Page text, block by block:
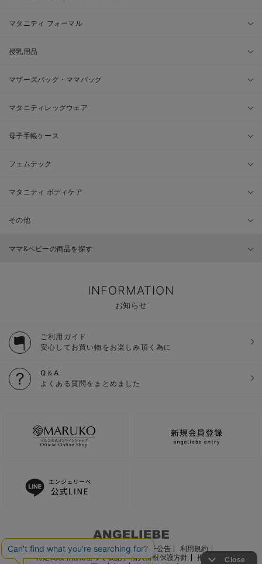
マタニティ フォーマル
授乳用品
マザーズバッグ・ママバッグ
マタニティレッグウェア
母子手帳ケース
フェムテック
マタニティ ボディケア
その他
ママ&ベビーの商品を探す
INFORMATION
お知らせ
ご利用ガイド
安心してお買い物をお楽しみ頂く為に
Q＆A
よくある質問をまとめました
ご利用ガイド 会社概要 電子公告
利用規約
特定商取引法に基づく表記
個人情報保護方針
推奨環境